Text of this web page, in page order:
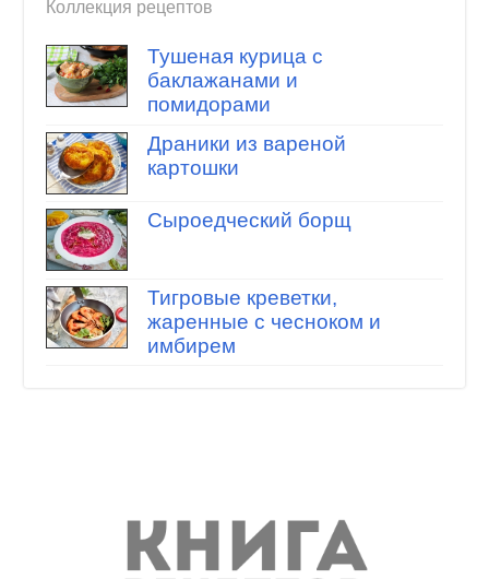
Коллекция рецептов
Тушеная курица с
баклажанами и
помидорами
Драники из вареной
картошки
Сыроедческий борщ
Тигровые креветки,
жаренные с чесноком и
имбирем